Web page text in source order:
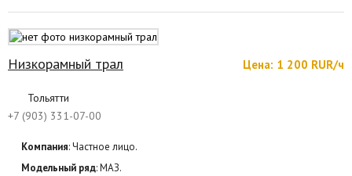
Низкорамный трал Цена: 1 200 RUR/ч
Тольятти
+7 (903) 331-07-00
Компания: Частное лицо.
Модельный ряд: МАЗ.